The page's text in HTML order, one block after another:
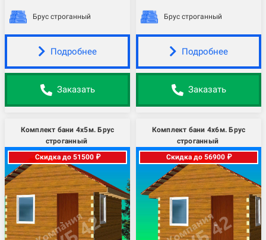
Брус строганный
Подробнее
Заказать
Брус строганный
Подробнее
Заказать
Комплект бани 4х5м. Брус
строганный
Скидка до 51500 ₽
Комплект бани 4х6м. Брус
строганный
Скидка до 56900 ₽